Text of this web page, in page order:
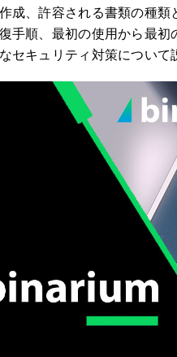
成、許容される書類の種
手順、最初の使用から最初
キュリティ対策について